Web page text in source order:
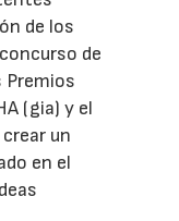
de los
de
Premios
(gia) y el
un
en el